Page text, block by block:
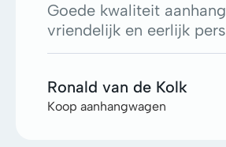
Goede kwaliteit
vriendelijk en eerlijk
Ronald van de Kolk
Koop aanhangwagen